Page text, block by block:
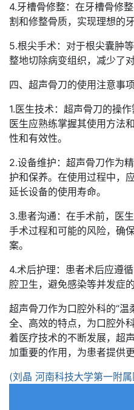
4.牙槽骨修整：在牙槽骨修
割和修整骨质，实现理想的
5.根尖手术：对于根尖囊肿
整地切除病变组织，减少了
四、超声骨刀的使用注意事
1.医生技术：超声骨刀的操
医生应熟练掌握其使用方法
性和有效性。
2.设备维护：超声骨刀作为
护和保养。在使用过程中，
延长设备的使用寿命。
3.患者沟通：在手术前，医
手术过程和可能的风险，确
案。
4.术后护理：患者术后应遵
腔卫生，避免感染等并发症的
超声骨刀作为口腔外科的“温
全、高效的特点，为口腔外
着医疗技术的不断发展，超
加重要的作用，为患者提供
(刘晶 河南科技大学第一附